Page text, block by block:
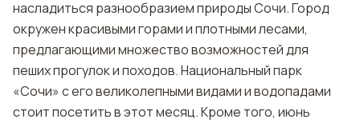
насладиться разнообразием природы Сочи. Город
окружен красивыми горами и плотными лесами,
предлагающими множество возможностей для
пеших прогулок и походов. Национальный парк
«Сочи» с его великолепными видами и водопадами
стоит посетить в этот месяц. Кроме того, июнь